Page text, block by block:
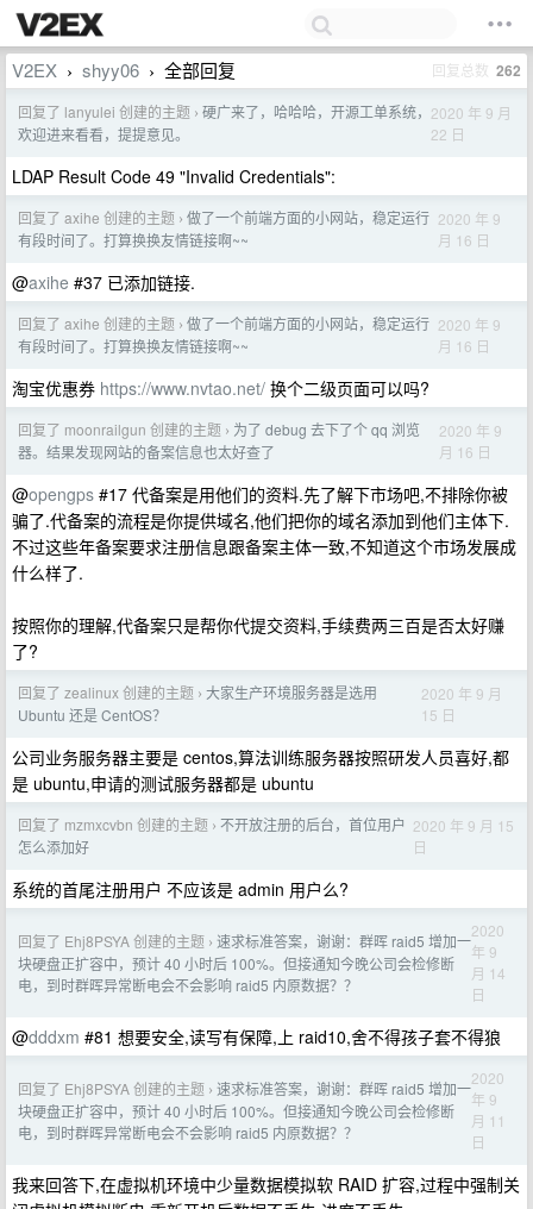
V2EX › shyy06 › 全部回复 回复总数 262
回复了 lanyulei 创建的主题 › 硬广来了，哈哈哈，开源工单系统，
欢迎进来看看，提提意见。
2020 年 9 月
22 日
LDAP Result Code 49 "Invalid Credentials":
回复了 axihe 创建的主题 › 做了一个前端方面的小网站，稳定运行
有段时间了。打算换换友情链接啊~~
2020 年 9
月 16 日
@axihe #37 已添加链接.
回复了 axihe 创建的主题 › 做了一个前端方面的小网站，稳定运行
有段时间了。打算换换友情链接啊~~
2020 年 9
月 16 日
淘宝优惠券 https://www.nvtao.net/ 换个二级页面可以吗?
回复了 moonrailgun 创建的主题 › 为了 debug 去下了个 qq 浏览
器。结果发现网站的备案信息也太好查了
2020 年 9
月 16 日
@opengps #17 代备案是用他们的资料.先了解下市场吧,不排除你被
骗了.代备案的流程是你提供域名,他们把你的域名添加到他们主体下.
不过这些年备案要求注册信息跟备案主体一致,不知道这个市场发展成
什么样了.
按照你的理解,代备案只是帮你代提交资料,手续费两三百是否太好赚
了?
回复了 zealinux 创建的主题 › 大家生产环境服务器是选用
Ubuntu 还是 CentOS？
2020 年 9 月
15 日
公司业务服务器主要是 centos,算法训练服务器按照研发人员喜好,都
是 ubuntu,申请的测试服务器都是 ubuntu
回复了 mzmxcvbn 创建的主题 › 不开放注册的后台，首位用户
怎么添加好
2020 年 9 月 15
日
系统的首尾注册用户 不应该是 admin 用户么?
回复了 Ehj8PSYA 创建的主题 › 速求标准答案，谢谢：群晖 raid5 增加一
块硬盘正扩容中，预计 40 小时后 100%。但接通知今晚公司会检修断
电，到时群晖异常断电会不会影响 raid5 内原数据？？
2020
年 9
月 14
日
@dddxm #81 想要安全,读写有保障,上 raid10,舍不得孩子套不得狼
回复了 Ehj8PSYA 创建的主题 › 速求标准答案，谢谢：群晖 raid5 增加一
块硬盘正扩容中，预计 40 小时后 100%。但接通知今晚公司会检修断
电，到时群晖异常断电会不会影响 raid5 内原数据？？
2020
年 9
月 11
日
我来回答下,在虚拟机环境中少量数据模拟软 RAID 扩容,过程中强制关